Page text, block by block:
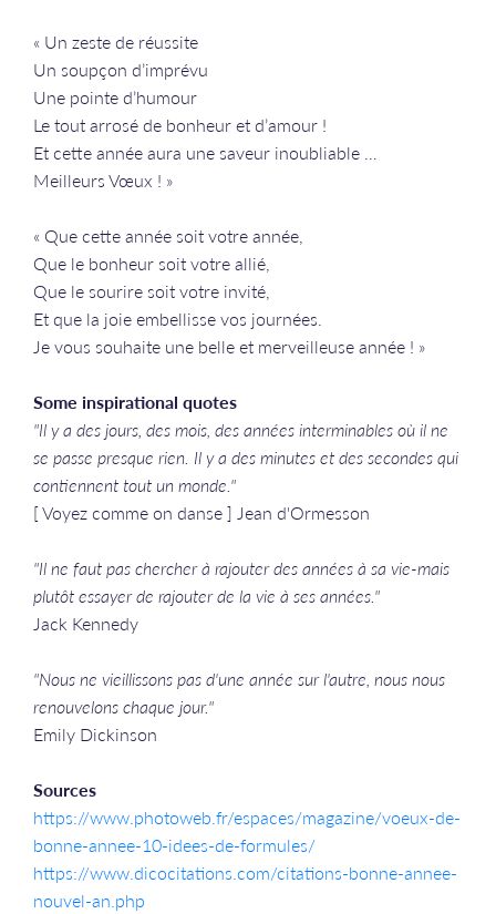
« Un zeste de réussite
Un soupçon d’imprévu
Une pointe d’humour
Le tout arrosé de bonheur et d’amour !
Et cette année aura une saveur inoubliable …
Meilleurs Vœux ! »
« Que cette année soit votre année,
Que le bonheur soit votre allié,
Que le sourire soit votre invité,
Et que la joie embellisse vos journées.
Je vous souhaite une belle et merveilleuse année ! »
Some inspirational quotes
"Il y a des jours, des mois, des années interminables où il ne
se passe presque rien. Il y a des minutes et des secondes qui
contiennent tout un monde."
[ Voyez comme on danse ] Jean d'Ormesson
"Il ne faut pas chercher à rajouter des années à sa vie-mais
plutôt essayer de rajouter de la vie à ses années."
Jack Kennedy
"Nous ne vieillissons pas d'une année sur l'autre, nous nous
renouvelons chaque jour."
Emily Dickinson​​​​​​​
Sources
https://www.photoweb.fr/espaces/magazine/voeux-de-
bonne-annee-10-idees-de-formules/
https://www.dicocitations.com/citations-bonne-annee-
nouvel-an.php